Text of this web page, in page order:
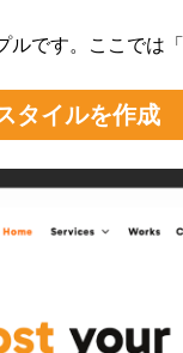
ルです。ここでは
タイルを作成